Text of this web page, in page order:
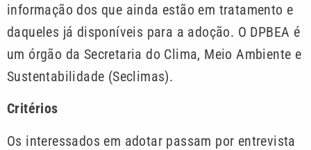
informação dos que ainda estão em tratamento e
daqueles já disponíveis para a adoção. O DPBEA é
um órgão da Secretaria do Clima, Meio Ambiente e
Sustentabilidade (Seclimas).
Critérios
Os interessados em adotar passam por entrevista